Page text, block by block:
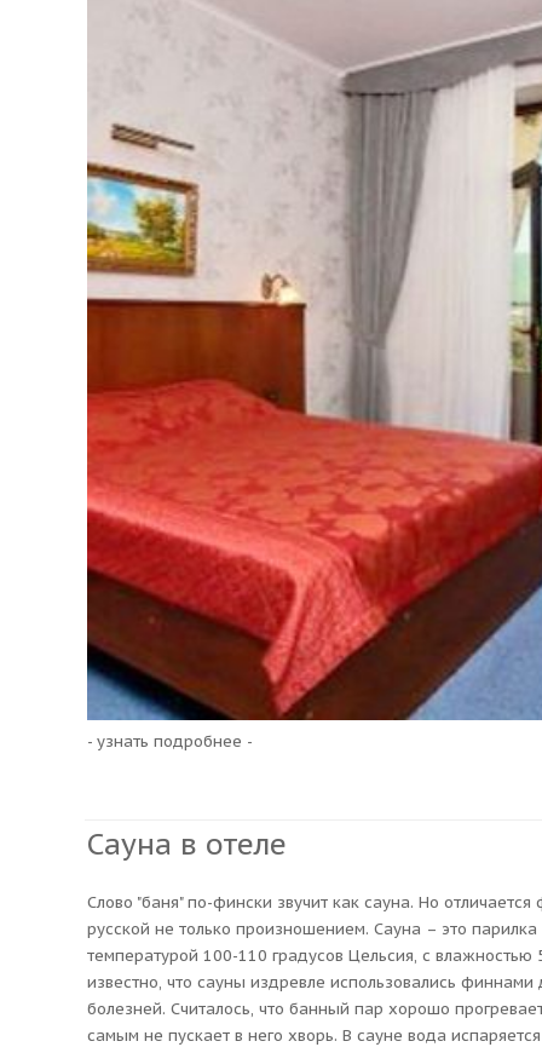
- узнать подробнее -
Сауна в отеле
Слово "баня" по-фински звучит как сауна. Но отличается
русской не только произношением. Сауна – это
температурой 100-110 градусов Цельсия, с влажностью
известно, что сауны издревле использовались финнами
болезней. Считалось, что банный пар хорошо
самым не пускает в него хворь. В сауне вода